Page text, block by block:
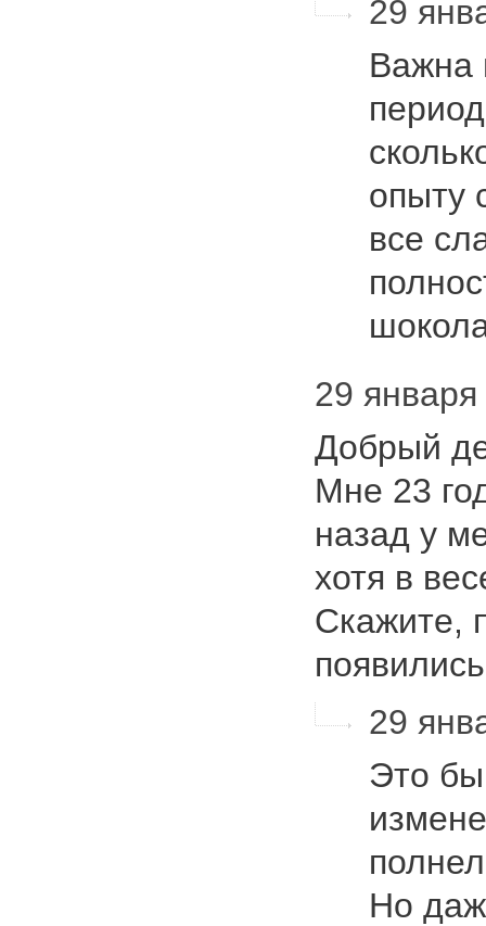
29
Важна
опыту
все
29
Добрый
Мне 23
назад у
хотя в
Скажите,
29
Это
Но